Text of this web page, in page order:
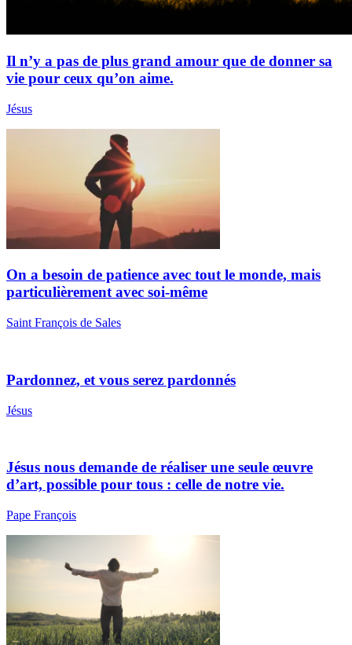
Il n’y a pas de plus grand amour que de donner sa
vie pour ceux qu’on aime.
Jésus
On a besoin de patience avec tout le monde, mais
particulièrement avec soi-même
Saint François de Sales
Pardonnez, et vous serez pardonnés
Jésus
Jésus nous demande de réaliser une seule œuvre
d’art, possible pour tous : celle de notre vie.
Pape François